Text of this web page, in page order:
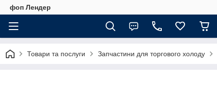
фоп Лендер
Товари та послуги Запчастини для торгового холоду